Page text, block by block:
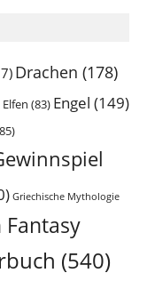
Drachen (178)
Elfen (83) Engel (149)
Griechische Mythologie
Fantasy
(540)